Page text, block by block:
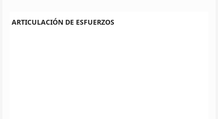
ARTICULACIÓN DE ESFUERZOS